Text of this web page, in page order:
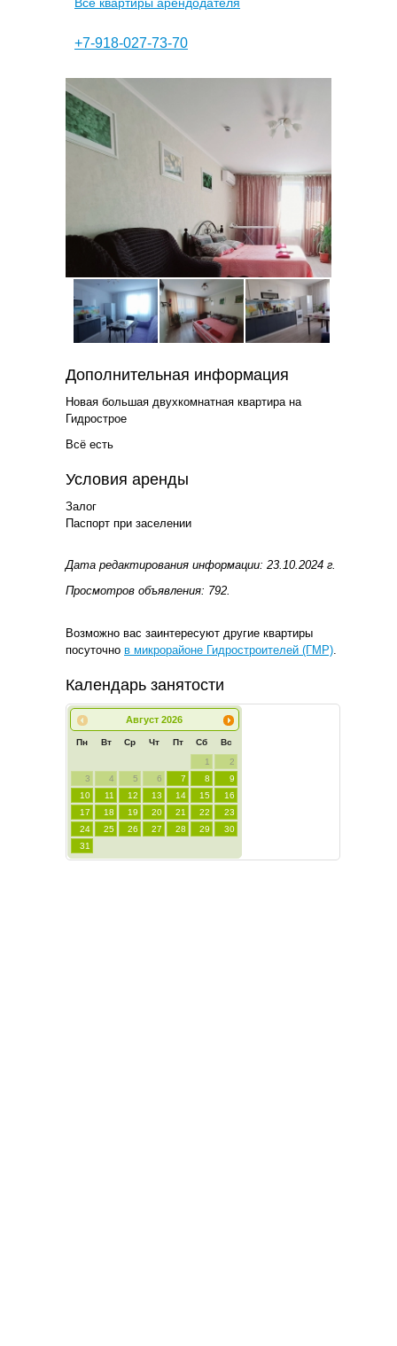
Все квартиры арендодателя
+7-918-027-73-70
Дополнительная информация
Новая большая двухкомнатная квартира на
Гидрострое
Всё есть
Условия аренды
Залог
Паспорт при заселении
Дата редактирования информации: 23.10.2024 г.
Просмотров объявления: 792.
Возможно вас заинтересуют другие квартиры
посуточно в микрорайоне Гидростроителей (ГМР)
Календарь занятости
Август 2026
Пн Вт Ср Чт Пт Сб Вс
1
2
3
4 5 6 7 8
9
10
11 12 13 14 15
16
17
18 19 20 21 22
23
24
25 26 27 28 29
30
31